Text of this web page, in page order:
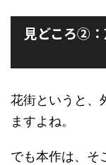
見どころ②：
花街というと、
ますよね。
でも本作は、そ